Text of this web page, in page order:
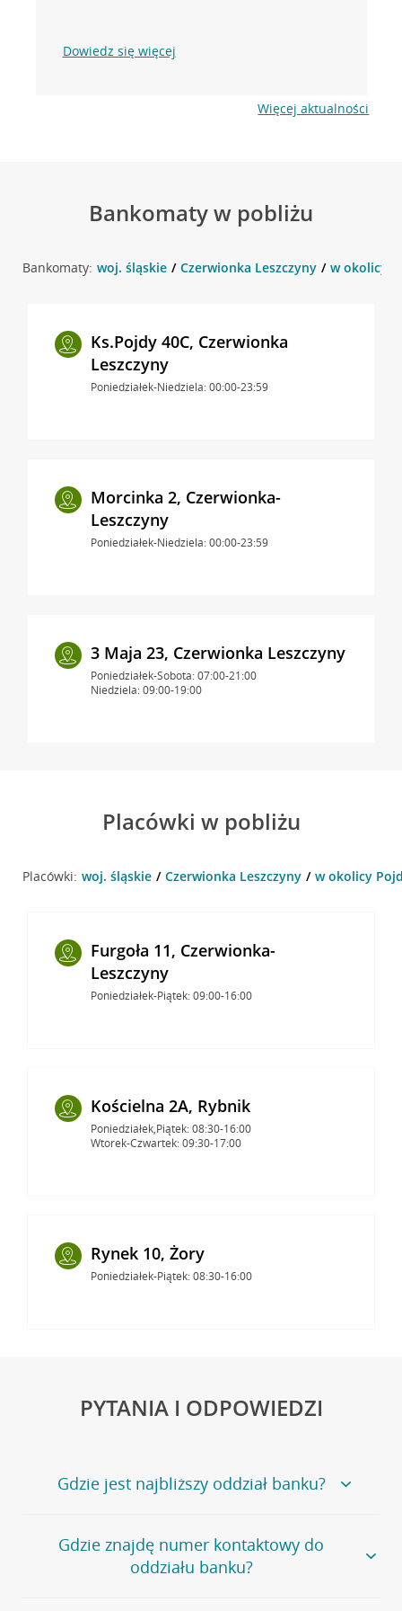
Dowiedz się więcej
Więcej aktualności
Bankomaty w pobliżu
Bankomaty: woj. śląskie Czerwionka Leszczyny w okolicy
Ks.Pojdy 40C, Czerwionka
Leszczyny
Poniedziałek-Niedziela: 00:00-23:59
Morcinka 2, Czerwionka-
Leszczyny
Poniedziałek-Niedziela: 00:00-23:59
3 Maja 23, Czerwionka Leszczyny
Poniedziałek-Sobota: 07:00-21:00
Niedziela: 09:00-19:00
Placówki w pobliżu
Placówki: woj. śląskie Czerwionka Leszczyny w okolicy
Furgoła 11, Czerwionka-
Leszczyny
Poniedziałek-Piątek: 09:00-16:00
Kościelna 2A, Rybnik
Poniedziałek,Piątek: 08:30-16:00
Wtorek-Czwartek: 09:30-17:00
Rynek 10, Żory
Poniedziałek-Piątek: 08:30-16:00
PYTANIA I ODPOWIEDZI
Gdzie jest najbliższy oddział banku?
Jeśli szukasz oddziału naszego banku, zapraszamy na
stronęPlacówki i bankomaty, na której znajduje się
wygodna wyszukiwarka.
Gdzie znajdę numer kontaktowy do
oddziału banku?